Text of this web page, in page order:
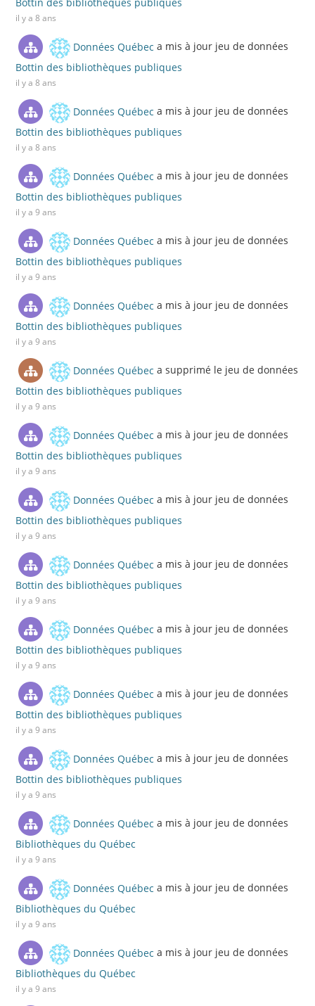
Bottin des bibliothèques publiques
il y a 8 ans
Données Québec a mis à jour jeu de données
Bottin des bibliothèques publiques
il y a 8 ans
Données Québec a mis à jour jeu de données
Bottin des bibliothèques publiques
il y a 8 ans
Données Québec a mis à jour jeu de données
Bottin des bibliothèques publiques
il y a 9 ans
Données Québec a mis à jour jeu de données
Bottin des bibliothèques publiques
il y a 9 ans
Données Québec a mis à jour jeu de données
Bottin des bibliothèques publiques
il y a 9 ans
Données Québec a supprimé le jeu de données
Bottin des bibliothèques publiques
il y a 9 ans
Données Québec a mis à jour jeu de données
Bottin des bibliothèques publiques
il y a 9 ans
Données Québec a mis à jour jeu de données
Bottin des bibliothèques publiques
il y a 9 ans
Données Québec a mis à jour jeu de données
Bottin des bibliothèques publiques
il y a 9 ans
Données Québec a mis à jour jeu de données
Bottin des bibliothèques publiques
il y a 9 ans
Données Québec a mis à jour jeu de données
Bottin des bibliothèques publiques
il y a 9 ans
Données Québec a mis à jour jeu de données
Bottin des bibliothèques publiques
il y a 9 ans
Données Québec a mis à jour jeu de données
Bibliothèques du Québec
il y a 9 ans
Données Québec a mis à jour jeu de données
Bibliothèques du Québec
il y a 9 ans
Données Québec a mis à jour jeu de données
Bibliothèques du Québec
il y a 9 ans